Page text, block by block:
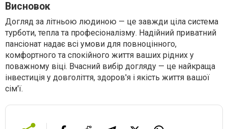
Висновок
Догляд за літньою людиною — це завжди ціла система
турботи, тепла та професіоналізму. Надійний приватний
пансіонат надає всі умови для повноцінного,
комфортного та спокійного життя ваших рідних у
поважному віці. Вчасний вибір догляду — це найкраща
інвестиція у довголіття, здоров'я і якість життя вашої
сім'ї.